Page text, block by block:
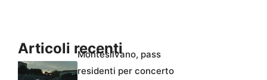
Articoli recenti
Montesilvano, pass
residenti per concerto